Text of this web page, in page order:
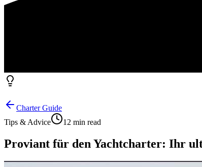
Charter Guide
Tips & Advice
12 min read
Proviant für den Yachtcharter: Ihr